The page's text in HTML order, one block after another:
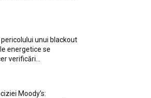
unui blackout
energetice se
verificări…
Moody’s: